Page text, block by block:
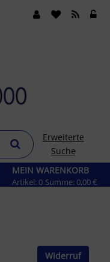
Erweiterte
Suche
MEIN WARENKORB
Artikel: 0 Summe: 0,00 €
Widerruf